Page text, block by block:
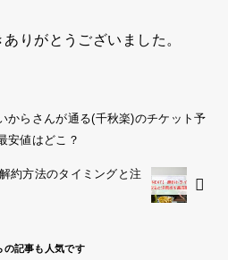
りがとうございました。
からさんが通る(千秋楽)のチケット予
安値はどこ？
約方法のタイミングと注